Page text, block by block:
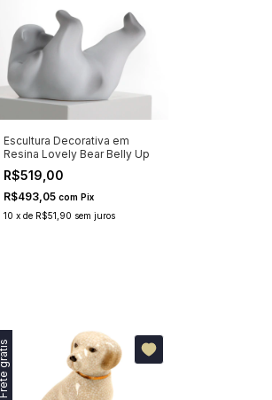
Escultura Decorativa em
Resina Lovely Bear Belly Up
R$519,00
R$493,05 com Pix
10 x de R$51,90 sem juros